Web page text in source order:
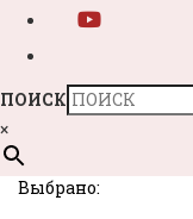
ПОИСК
×
Выбрано: